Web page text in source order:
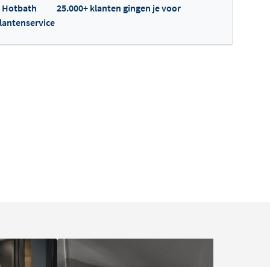
ophalen...
Hotbath
25.000+ klanten gingen je voor